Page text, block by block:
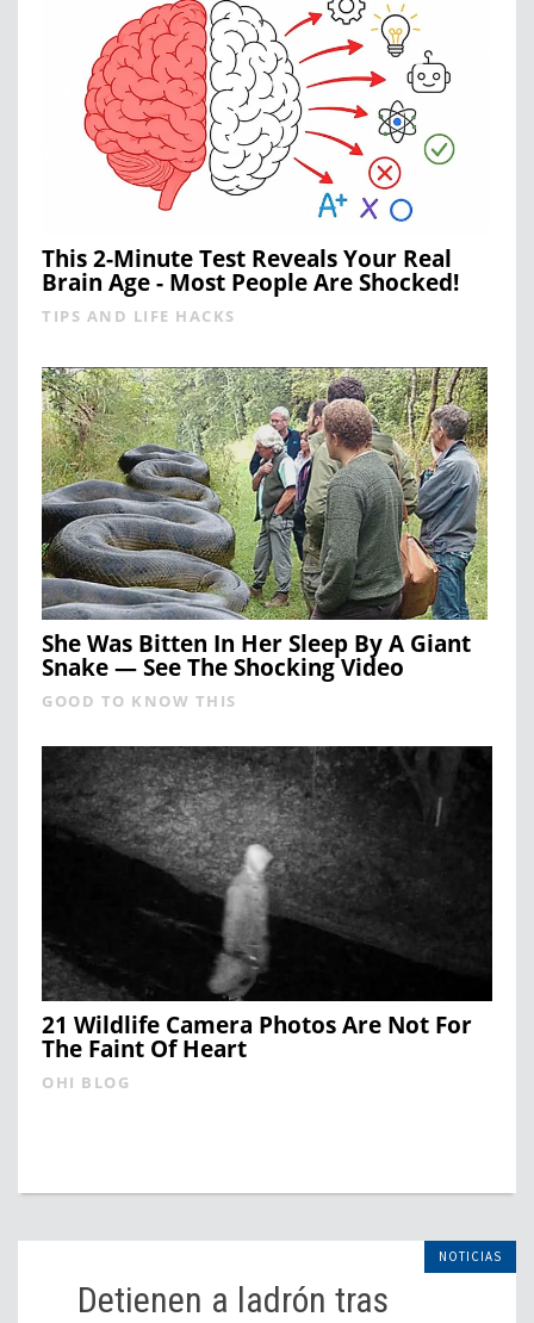
This 2-Minute Test Reveals Your Real
Brain Age - Most People Are Shocked!
TIPS AND LIFE HACKS
She Was Bitten In Her Sleep By A Giant
Snake — See The Shocking Video
GOOD TO KNOW THIS
21 Wildlife Camera Photos Are Not For
The Faint Of Heart
OHI BLOG
NOTICIAS
Detienen a ladrón tras